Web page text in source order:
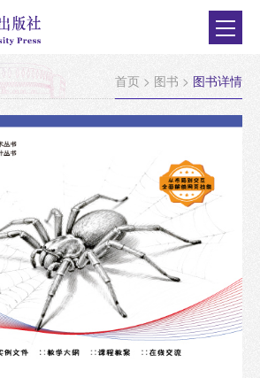
首页 > 图书 > 图书详情